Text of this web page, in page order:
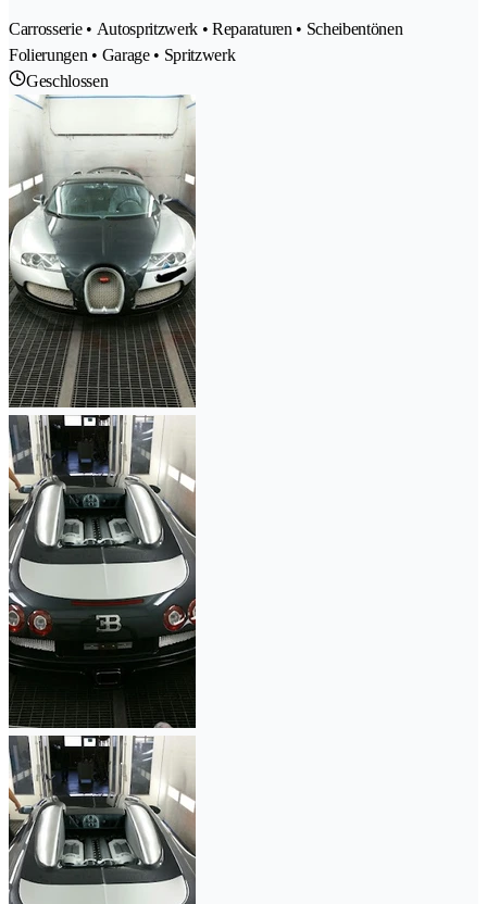
Carrosserie • Autospritzwerk • Reparaturen • Scheibentönen
Folierungen • Garage • Spritzwerk
Geschlossen